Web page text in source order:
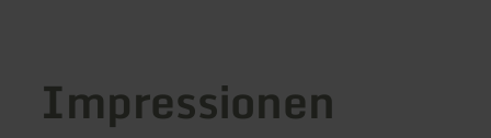
Impressionen